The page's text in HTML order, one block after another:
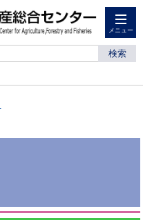
メニュー
検索